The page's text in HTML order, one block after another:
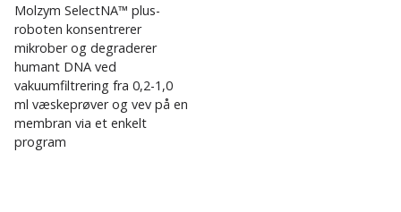
Molzym SelectNA™ plus-
roboten konsentrerer
mikrober og degraderer
humant DNA ved
vakuumfiltrering fra 0,2-1,0
ml væskeprøver og vev på en
membran via et enkelt
program